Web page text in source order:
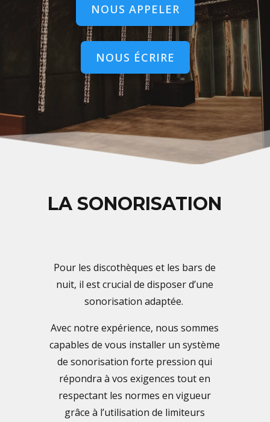
NOUS APPELER
NOUS ÉCRIRE
LA SONORISATION
Pour les discothèques et les bars de
nuit, il est crucial de disposer d’une
sonorisation adaptée.
Avec notre expérience, nous sommes
capables de vous installer un système
de sonorisation forte pression qui
répondra à vos exigences tout en
respectant les normes en vigueur
grâce à l’utilisation de limiteurs